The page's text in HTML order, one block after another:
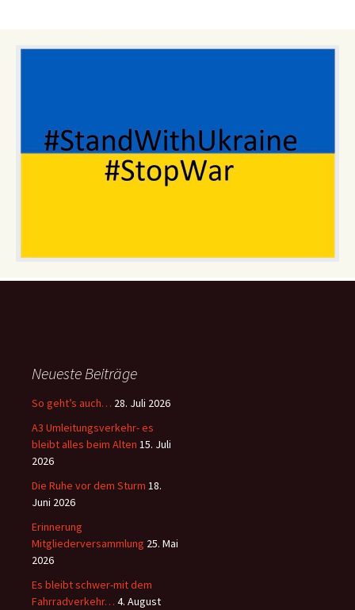
Neueste Beiträge
So geht’s auch… 28. Juli 2026
A3 Umleitungsverkehr- es
bleibt alles beim Alten 15. Juli
2026
Die Ruhe vor dem Sturm 18.
Juni 2026
Erinnerung
Mitgliederversammlung 25. Mai
2026
Es bleibt schwer-mit dem
Fahrradverkehr… 4. August